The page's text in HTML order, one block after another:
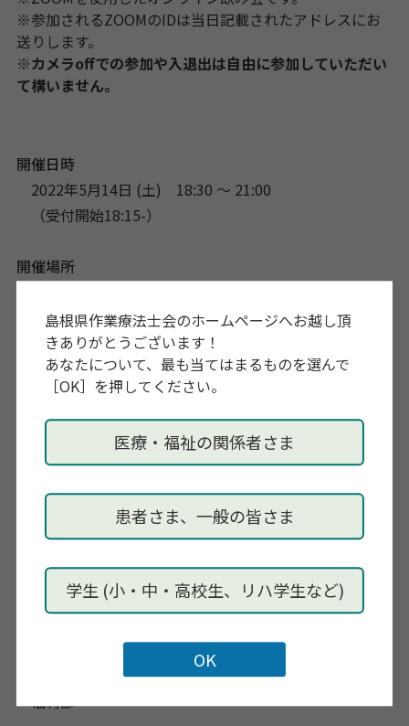
島根県作業療法士会のホームページへお越し頂
きありがとうございます！
あなたについて、最も当てはまるものを選んで
［OK］を押してください。
医療・福祉の関係者さま
患者さま、一般の皆さま
学生 (小・中・高校生、リハ学生など)
※参加されるZOOMのIDは当日記載されたアドレスにお
送りします。
※カメラoffでの参加や入退出は自由に参加していただい
て構いません。
開催日時
2022年5月14日 (土) 18:30 〜 21:00
（受付開始18:15-）
開催場所
参加対象
島根県作業療法士会 会員
参加費
お申し込み
https://forms.gle/gFiutxovDkyXRjf5A
申し込み期限
5月7日（土）
島根県作業療法士会
福利部